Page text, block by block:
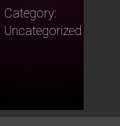
Category:
Uncategorized